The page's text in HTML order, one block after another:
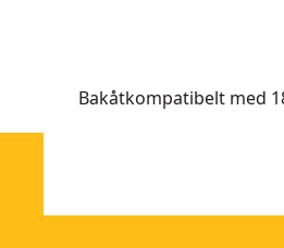
Bakåtkompatibelt med